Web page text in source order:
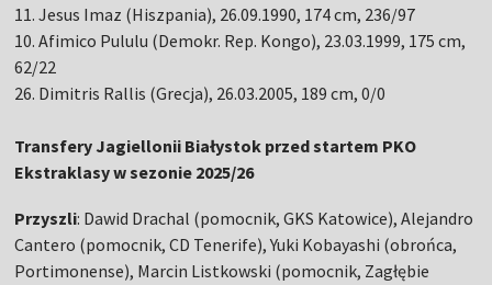
11. Jesus Imaz (Hiszpania), 26.09.1990, 174 cm, 236/97
10. Afimico Pululu (Demokr. Rep. Kongo), 23.03.1999, 175 cm,
62/22
26. Dimitris Rallis (Grecja), 26.03.2005, 189 cm, 0/0
Transfery Jagiellonii Białystok przed startem PKO
Ekstraklasy w sezonie 2025/26
Przyszli: Dawid Drachal (pomocnik, GKS Katowice), Alejandro
Cantero (pomocnik, CD Tenerife), Yuki Kobayashi (obrońca,
Portimonense), Marcin Listkowski (pomocnik, Zagłębie